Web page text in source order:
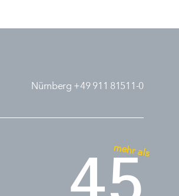
Nürnberg +49 911 81511-0
mehr als